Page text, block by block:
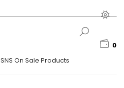
0
SNS On Sale Products